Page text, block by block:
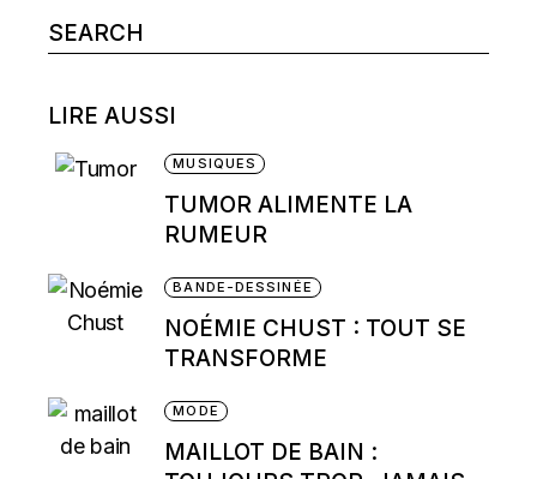
Search
for:
LIRE AUSSI
MUSIQUES
TUMOR ALIMENTE LA
RUMEUR
BANDE-DESSINÉE
NOÉMIE CHUST : TOUT SE
TRANSFORME
MODE
MAILLOT DE BAIN :